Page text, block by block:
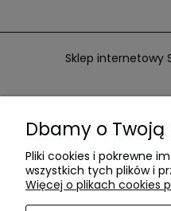
Sklep internetowy
Dbamy o
Pliki cookies i pokrewne
wszystkich tych plików i
Więcej o plikach cookies